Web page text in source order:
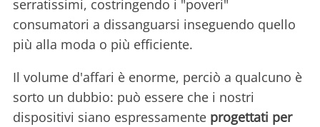
serratissimi, costringendo i "poveri"
consumatori a dissanguarsi inseguendo quello
più alla moda o più efficiente.
Il volume d'affari è enorme, perciò a qualcuno è
sorto un dubbio: può essere che i nostri
dispositivi siano espressamente progettati per